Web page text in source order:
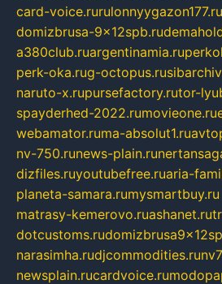
card-voice.rurulonnyygazon177.ru
domizbrusa-9x12spb.ru
a380club.ruargentinamia.ru
perk-oka.rug-octopus.ru
naruto-x.rupursefactory.rutor-
spayderhed-2022.rumovieone.ru
webamator.ruma-absolut1.ru
nv-750.runews-plain.ru
dizfiles.ruyoutubefree.ruaria-
planeta-samara.rumysmartbuy.ru
matrasy-kemerovo.ruashanet.ru
dotcustoms.ru
narasimha.rudjcommodities.ru
newsplain.rucardvoice.ru